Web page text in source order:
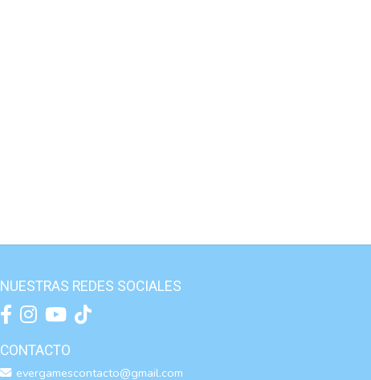
NUESTRAS REDES SOCIALES
CONTACTO
evergamescontacto@gmail.com